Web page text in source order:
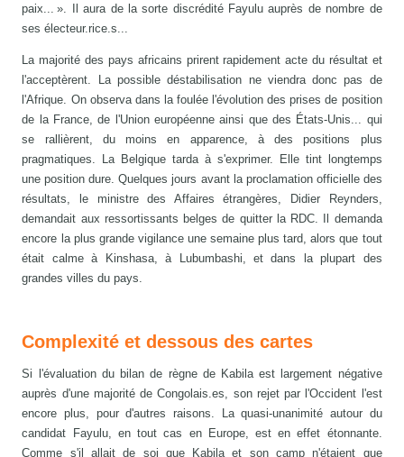
paix... ». Il aura de la sorte discrédité Fayulu auprès de nombre de
ses électeur.rice.s...
La majorité des pays africains prirent rapidement acte du résultat et
l'acceptèrent. La possible déstabilisation ne viendra donc pas de
l'Afrique. On observa dans la foulée l'évolution des prises de position
de la France, de l'Union européenne ainsi que des États-Unis... qui
se rallièrent, du moins en apparence, à des positions plus
pragmatiques. La Belgique tarda à s'exprimer. Elle tint longtemps
une position dure. Quelques jours avant la proclamation officielle des
résultats, le ministre des Affaires étrangères, Didier Reynders,
demandait aux ressortissants belges de quitter la RDC. Il demanda
encore la plus grande vigilance une semaine plus tard, alors que tout
était calme à Kinshasa, à Lubumbashi, et dans la plupart des
grandes villes du pays.
Complexité et dessous des cartes
Si l'évaluation du bilan de règne de Kabila est largement négative
auprès d'une majorité de Congolais.es, son rejet par l'Occident l'est
encore plus, pour d'autres raisons. La quasi-unanimité autour du
candidat Fayulu, en tout cas en Europe, est en effet étonnante.
Comme s'il allait de soi que Kabila et son camp n'étaient que